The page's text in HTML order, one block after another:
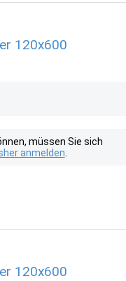
120x600
müssen Sie sich
anmelden
120x600